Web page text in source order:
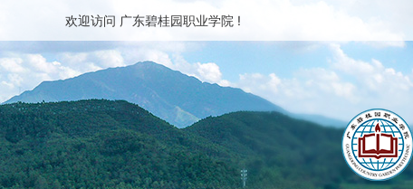
欢迎访问 广东碧桂园职业学院 !